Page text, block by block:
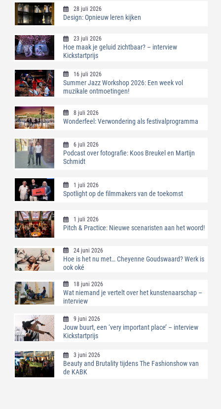
28 juli 2026
Design: Opnieuw leren kijken
23 juli 2026
Hoe maak je geluid zichtbaar? – interview
Kickstartprijs
16 juli 2026
Summer Jazz Workshop 2026: Een week vol
muzikale ontmoetingen!
8 juli 2026
Wonderfeel: Verwondering als festivalprogramma
6 juli 2026
Podcast over fotografie: Koos Breukel en Martijn
Schmidt
1 juli 2026
Spotlight op de filmmakers van de toekomst
1 juli 2026
Pitch & Practice: Nieuwe scenaristen aan het woord!
24 juni 2026
Hoe is het nu met… Cheyenne Goudswaard? Werk is
ook oké
18 juni 2026
Wat niemand je vertelt over het kunstenaarschap –
interview
9 juni 2026
Jouw buurt, een ‘very important place’ – interview
Kickstartprijs
3 juni 2026
Beauty and Brutality tijdens The Fashionshow van
de KABK